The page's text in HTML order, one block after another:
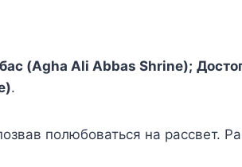
(Agha Ali Abbas Shrine);
.
полюбоваться на рассвет.